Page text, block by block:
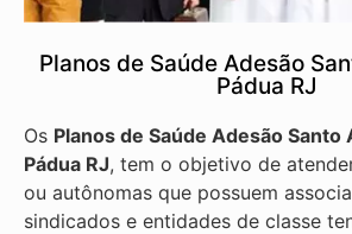
Planos de Saúde Adesão
Pádua RJ
Os Planos de Saúde Adesão Santo
Pádua RJ, tem o objetivo de
ou autônomas que possuem
sindicados e entidades de classe